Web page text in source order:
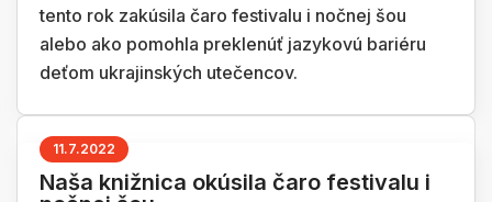
tento rok zakúsila čaro festivalu i nočnej šou
alebo ako pomohla preklenúť jazykovú bariéru
deťom ukrajinských utečencov.
11.7.2022
Naša knižnica okúsila čaro festivalu i